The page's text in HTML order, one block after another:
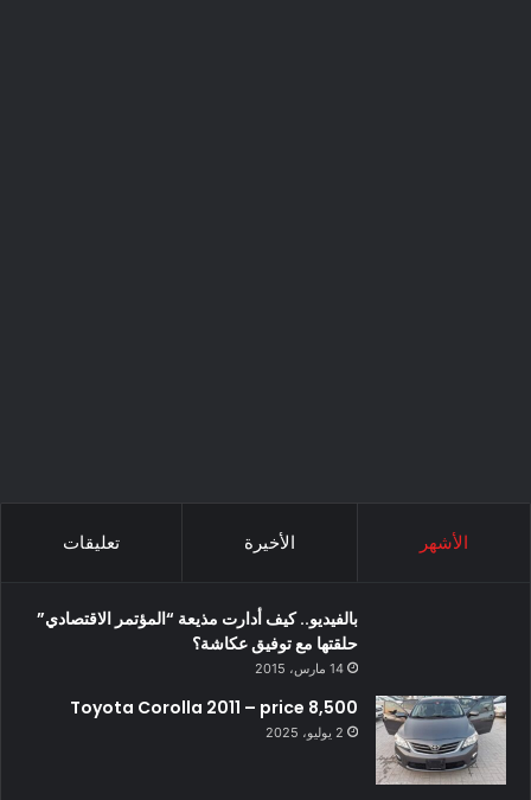
الأشهر الأخيرة تعليقات
بالفيديو.. كيف أدارت مذيعة “المؤتمر الاقتصادي”
حلقتها مع توفيق عكاشة؟
14 مارس، 2015
Toyota Corolla 2011 – price 8,500
2 يوليو، 2025